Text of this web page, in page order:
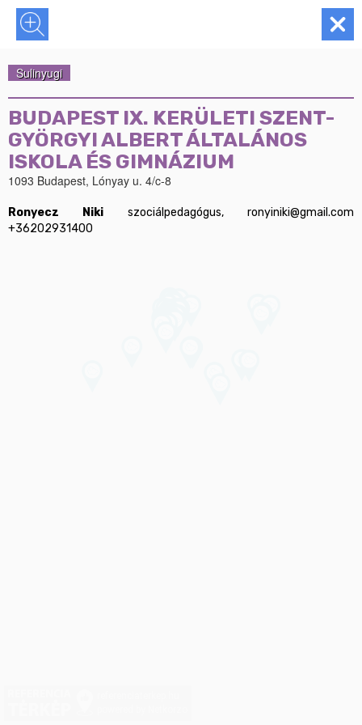
Sulinyugi
BUDAPEST IX. KERÜLETI SZENT-
GYÖRGYI ALBERT ÁLTALÁNOS
ISKOLA ÉS GIMNÁZIUM
1093 Budapest, Lónyay u. 4/c-8
Ronyecz Niki szociálpedagógus, ronyiniki@gmail.com
+36202931400